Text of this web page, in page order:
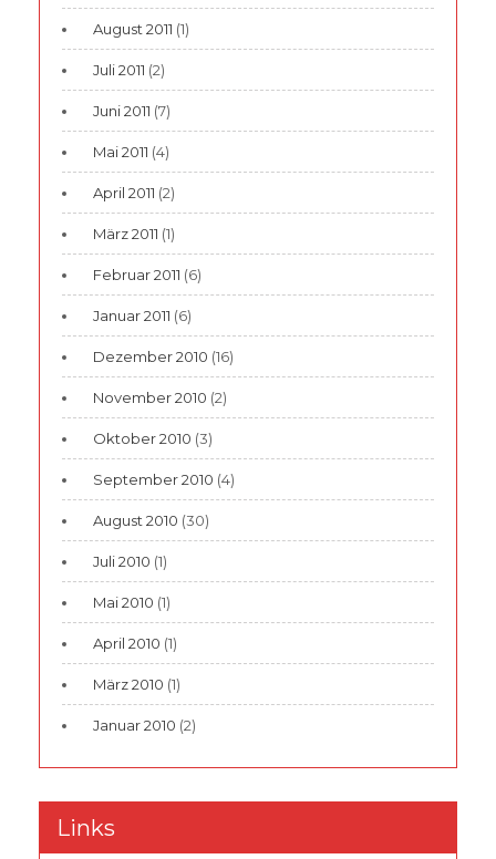
August 2011 (1)
Juli 2011 (2)
Juni 2011 (7)
Mai 2011 (4)
April 2011 (2)
März 2011 (1)
Februar 2011 (6)
Januar 2011 (6)
Dezember 2010 (16)
November 2010 (2)
Oktober 2010 (3)
September 2010 (4)
August 2010 (30)
Juli 2010 (1)
Mai 2010 (1)
April 2010 (1)
März 2010 (1)
Januar 2010 (2)
Links